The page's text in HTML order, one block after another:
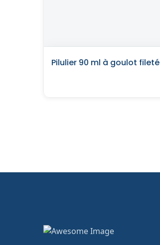
Pilulier 90 ml à goulot fileté